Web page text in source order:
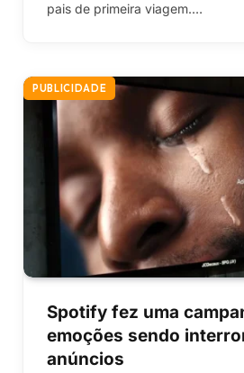
pais de primeira viagem.…
PUBLICIDADE
Spotify fez uma
emoções sendo
anúncios